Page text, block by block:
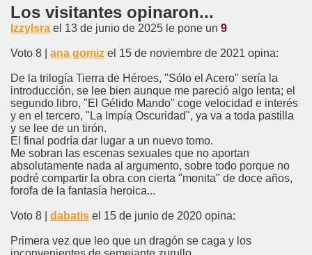
Los visitantes opinaron...
IzzyIsra el 13 de junio de 2025 le pone un 9
Voto 8 | ana gomiz el 15 de noviembre de 2021 opina:
De la trilogía Tierra de Héroes, "Sólo el Acero" sería la
introducción, se lee bien aunque me pareció algo lenta; el
segundo libro, "El Gélido Mando" coge velocidad e interés
y en el tercero, "La Impía Oscuridad", ya va a toda pastilla
y se lee de un tirón.
El final podría dar lugar a un nuevo tomo.
Me sobran las escenas sexuales que no aportan
absolutamente nada al argumento, sobre todo porque no
podré compartir la obra con cierta "monita" de doce años,
forofa de la fantasía heroica...
Voto 8 | dabatis el 15 de junio de 2020 opina:
Primera vez que leo que un dragón se caga y los